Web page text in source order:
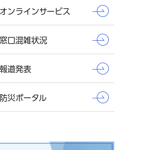
オンラインサービス
窓口混雑状況
報道発表
防災ポータル